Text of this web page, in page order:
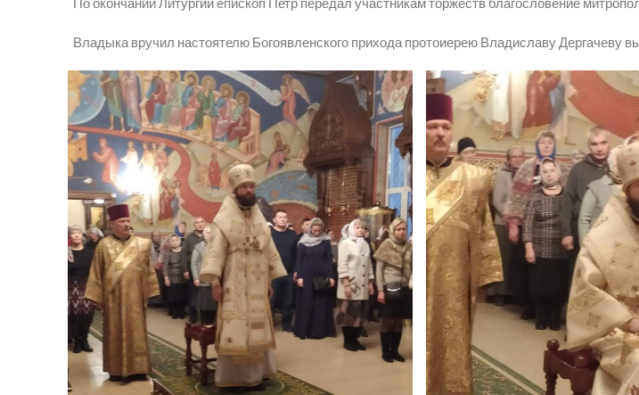
Владыка вручил настоятелю Богоявленского прихода протоиерею Владиславу Дергачеву